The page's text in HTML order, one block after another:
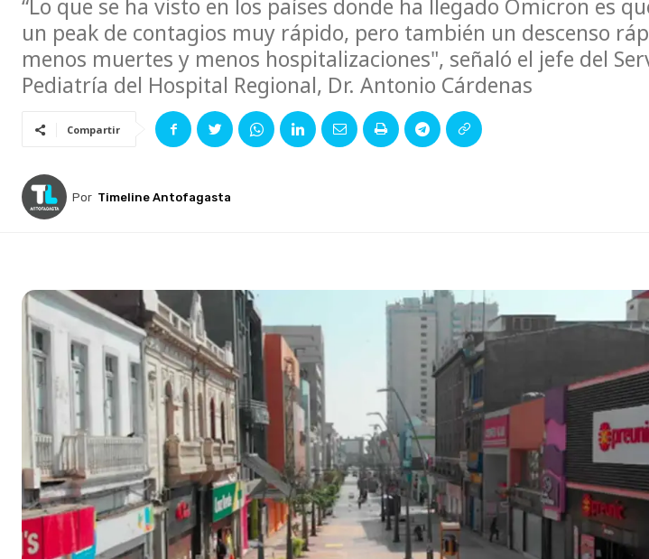
“Lo que se ha visto en los países donde ha llegado Ómicron es
un peak de contagios muy rápido, pero también un descenso
menos muertes y menos hospitalizaciones", señaló el jefe del
Pediatría del Hospital Regional, Dr. Antonio Cárdenas
Compartir
Por Timeline Antofagasta